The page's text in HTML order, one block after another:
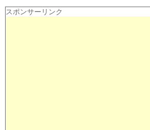
スポンサーリンク